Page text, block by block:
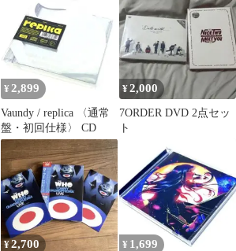
芸術／音楽／美術
¥ 2,899
Vaundy / replica 〈通常
盤・初回仕様〉 CD
¥2,000
7ORDER DVD 2点セッ
ト
¥2,700 ¥ 1,699